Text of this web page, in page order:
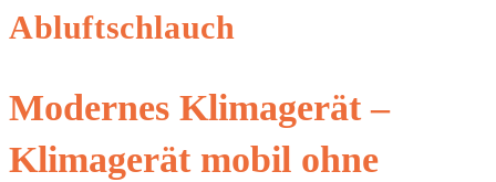
Abluftschlauch
Modernes Klimagerät –
Klimagerät mobil ohne